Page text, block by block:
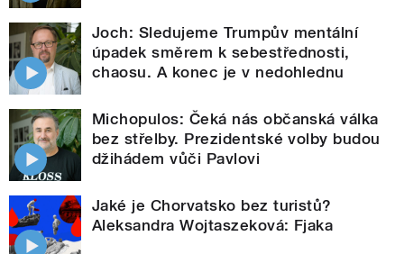
Joch: Sledujeme Trumpův mentální
úpadek směrem k sebestřednosti,
chaosu. A konec je v nedohlednu
Michopulos: Čeká nás občanská válka
bez střelby. Prezidentské volby budou
džihádem vůči Pavlovi
Jaké je Chorvatsko bez turistů?
Aleksandra Wojtaszeková: Fjaka